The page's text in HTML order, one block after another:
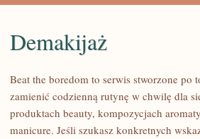
Demakijaż
Beat the boredom to serwis stworzone po
zamienić codzienną rutynę w chwilę dla
produktach beauty, kompozycjach
manicure. Jeśli szukasz konkretnych